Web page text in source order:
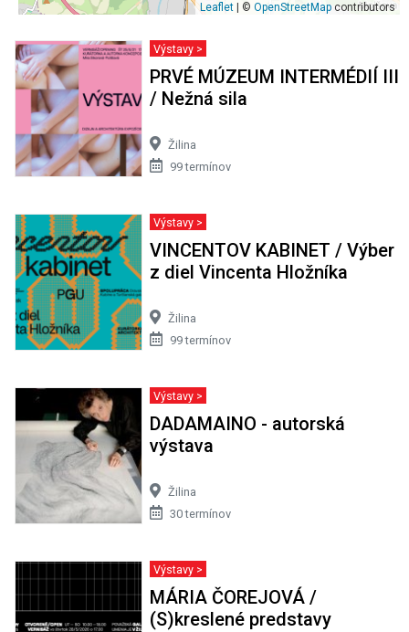
Leaflet | © OpenStreetMap contributors
Výstavy >
PRVÉ MÚZEUM INTERMÉDIÍ III
/ Nežná sila
Žilina
99 termínov
Výstavy >
VINCENTOV KABINET / Výber
z diel Vincenta Hložníka
Žilina
99 termínov
Výstavy >
DADAMAINO - autorská
výstava
Žilina
30 termínov
Výstavy >
MÁRIA ČOREJOVÁ /
(S)kreslené predstavy